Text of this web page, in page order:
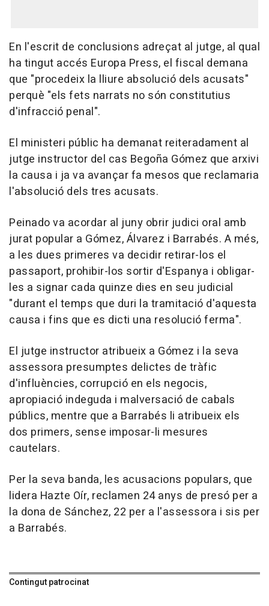
En l'escrit de conclusions adreçat al jutge, al qual
ha tingut accés Europa Press, el fiscal demana
que "procedeix la lliure absolució dels acusats"
perquè "els fets narrats no són constitutius
d'infracció penal".
El ministeri públic ha demanat reiteradament al
jutge instructor del cas Begoña Gómez que arxivi
la causa i ja va avançar fa mesos que reclamaria
l'absolució dels tres acusats.
Peinado va acordar al juny obrir judici oral amb
jurat popular a Gómez, Álvarez i Barrabés. A més,
a les dues primeres va decidir retirar-los el
passaport, prohibir-los sortir d'Espanya i obligar-
les a signar cada quinze dies en seu judicial
"durant el temps que duri la tramitació d'aquesta
causa i fins que es dicti una resolució ferma".
El jutge instructor atribueix a Gómez i la seva
assessora presumptes delictes de tràfic
d'influències, corrupció en els negocis,
apropiació indeguda i malversació de cabals
públics, mentre que a Barrabés li atribueix els
dos primers, sense imposar-li mesures
cautelars.
Per la seva banda, les acusacions populars, que
lidera Hazte Oír, reclamen 24 anys de presó per a
la dona de Sánchez, 22 per a l'assessora i sis per
a Barrabés.
Contingut patrocinat